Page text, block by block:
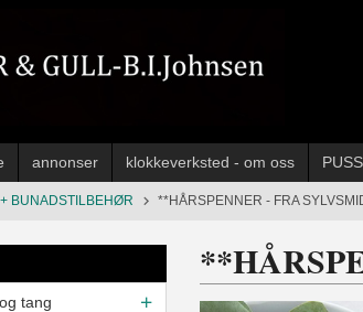
annonser klokkeverksted - om oss
BUNADSTILBEHØR **HÅRSPENNER - FRA
tang